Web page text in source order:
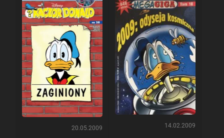
20.05.2009 14.02.2009